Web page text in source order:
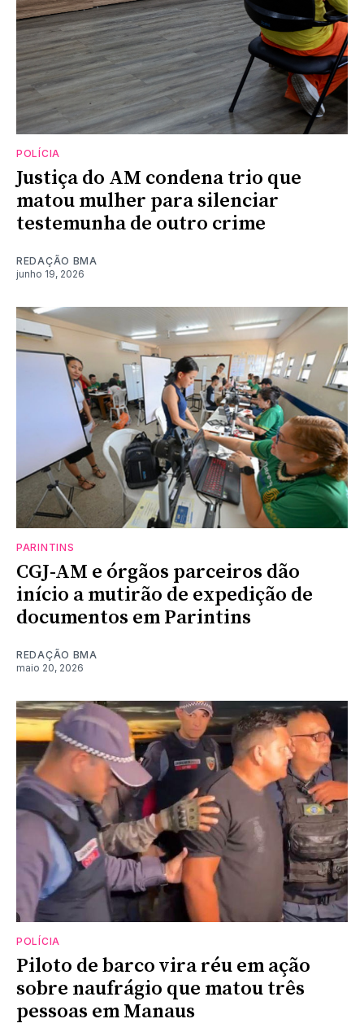
POLÍCIA
Justiça do AM condena trio que
matou mulher para silenciar
testemunha de outro crime
REDAÇÃO BMA
junho 19, 2026
PARINTINS
CGJ-AM e órgãos parceiros dão
início a mutirão de expedição de
documentos em Parintins
REDAÇÃO BMA
maio 20, 2026
POLÍCIA
Piloto de barco vira réu em ação
sobre naufrágio que matou três
pessoas em Manaus